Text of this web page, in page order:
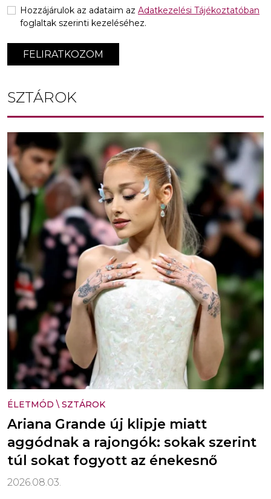
FELIRATKOZOM
Hozzájárulok az adataim az Adatkezelési Tájékoztatóban
foglaltak szerinti kezeléséhez.
SZTÁROK
ÉLETMÓD \ SZTÁROK
Ariana Grande új klipje miatt
aggódnak a rajongók: sokak szerint
túl sokat fogyott az énekesnő
2026.08.03.